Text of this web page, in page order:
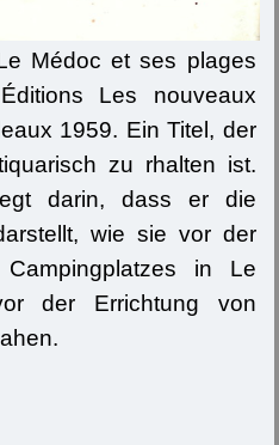
Médoc et ses plages
Les nouveaux
1959. Ein Titel, der
zu rhalten ist.
darin, dass er die
wie sie vor der
in Le
der Errichtung von